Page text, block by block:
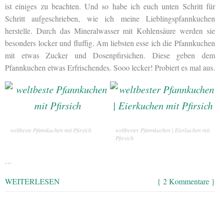
ist einiges zu beachten. Und so habe ich euch unten Schritt für
Schritt aufgeschrieben, wie ich meine Lieblingspfannkuchen
herstelle. Durch das Mineralwasser mit Kohlensäure werden sie
besonders locker und fluffig. Am liebsten esse ich die Pfannkuchen
mit etwas Zucker und Dosenpfirsichen. Diese geben dem
Pfannkuchen etwas Erfrischendes. Sooo lecker! Probiert es mal aus.
weltbeste Pfannkuchen mit Pfirsich
weltbester Pfannkuchen | Eierkuchen mit
Pfirsich
…
WEITERLESEN { 2 Kommentare }